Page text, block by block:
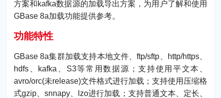
方案和kafka数据源的加载导出方案，为用户了解和使用
GBase 8a加载功能提供参考。
功能特性
GBase 8a集群加载支持本地文件、ftp/sftp、http/https、
hdfs、kafka、S3等常用数据源；支持使用平文本、
avro/orc(未release)文件格式进行加载；支持使用压缩格
式gzip、snnapy、lzo进行加载；支持普通文本、定长、